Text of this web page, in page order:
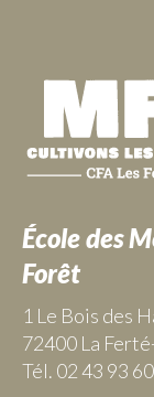
École des
Forêt
1 Le Bois des
72400 La
Tél. 02 43 93